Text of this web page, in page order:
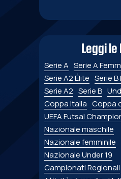
Leggi
Serie A Serie A
Serie A2 Élite Serie B
Serie A2 Serie B
Coppa Italia Coppa
UEFA Futsal
Nazionale maschile
Nazionale femminile
Nazionale Under 19
Campionati Regionali